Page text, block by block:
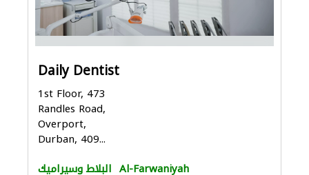
Daily Dentist
1st Floor, 473
Randles Road,
Overport,
Durban, 409...
البلاط وسيراميك Al-Farwaniyah